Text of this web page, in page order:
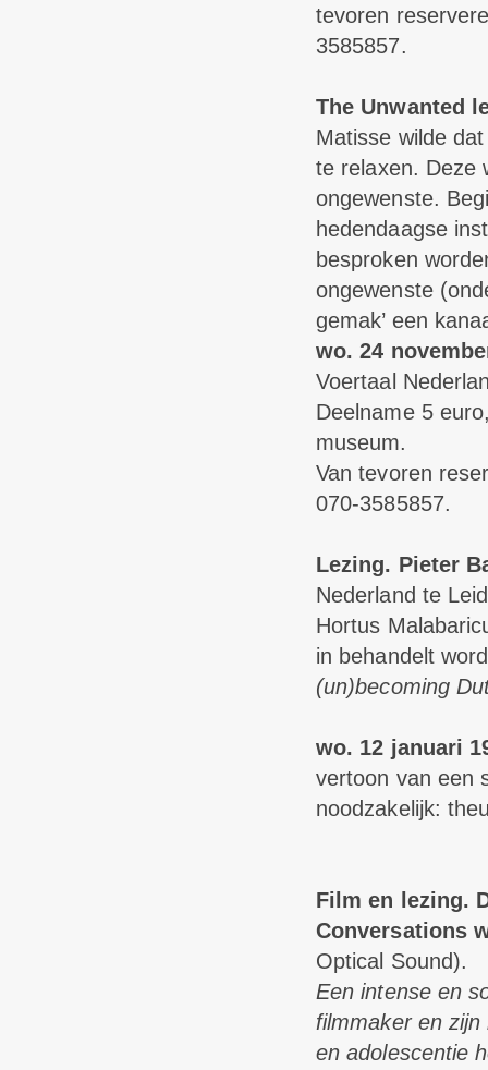
tevoren
3585857.
The Unwanted
Matisse wilde
te relaxen. Deze
ongewenste.
hedendaagse
besproken
ongewenste
gemak’ een
wo. 24
Voertaal
Deelname 5
museum.
Van tevoren
070-3585857.
Lezing. Pieter
Nederland te
Hortus
in behandelt
(un)becoming
wo. 12 januari
vertoon van een
noodzakelijk:
Film en lezing.
Conversations
Optical Sound).
Een intense en
filmmaker en
en adolescentie